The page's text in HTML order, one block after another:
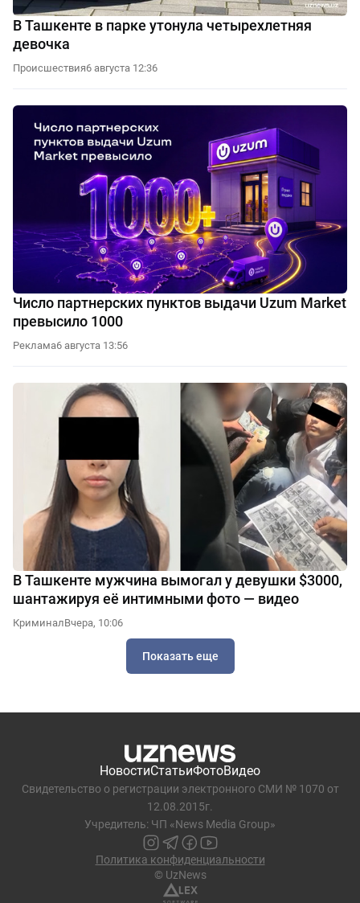
В Ташкенте в парке утонула четырехлетняя
девочка
Происшествия6 августа 12:36
Число партнерских пунктов выдачи Uzum Market
превысило 1000
Реклама6 августа 13:56
В Ташкенте мужчина вымогал у девушки $3000,
шантажируя её интимными фото — видео
КриминалВчера, 10:06
Показать еще
НовостиСтатьиФотоВидео
Свидетельство о регистрации электронного СМИ № 1070 от
12.08.2015г.
Учредитель: ЧП «News Media Group»
Политика конфиденциальности
© UzNews